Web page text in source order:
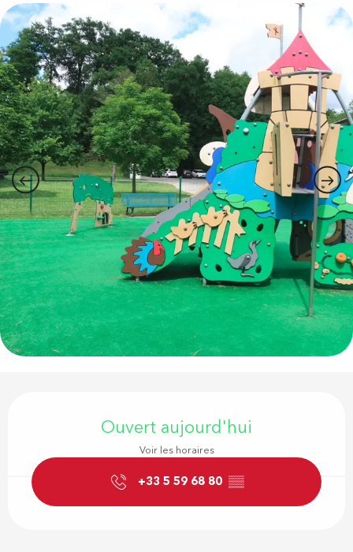
Ouvert aujourd'hui
Voir les horaires
+33 5 59 68 80 ▒▒